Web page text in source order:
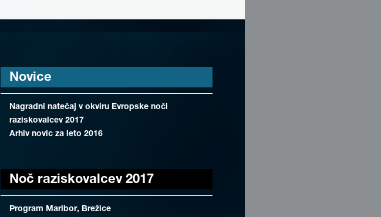
Novice
Nagradni natečaj v okviru Evropske noči
raziskovalcev 2017
Arhiv novic za leto 2016
Noč raziskovalcev 2017
Program Maribor, Brežice